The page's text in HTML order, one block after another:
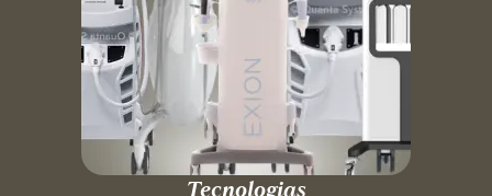
Tecnologias